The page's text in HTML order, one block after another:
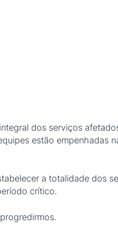
dos serviços
estão empenhadas
a totalidade dos
crítico.